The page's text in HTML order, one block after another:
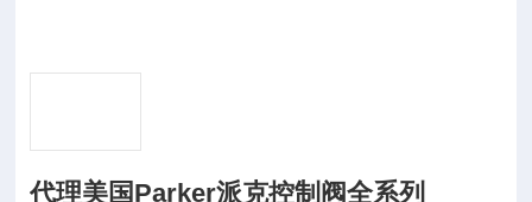
代理美国Parker派克控制阀全系列